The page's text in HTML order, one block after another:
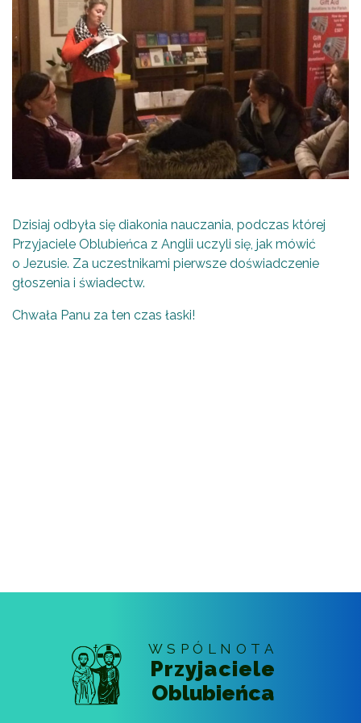
Dzisiaj odbyła się diakonia nauczania, podczas której
Przyjaciele Oblubieńca z Anglii uczyli się, jak mówić
o Jezusie. Za uczestnikami pierwsze doświadczenie
głoszenia i świadectw.
Chwała Panu za ten czas łaski!
WSPÓLNOTA
Przyjaciele
Oblubieńca